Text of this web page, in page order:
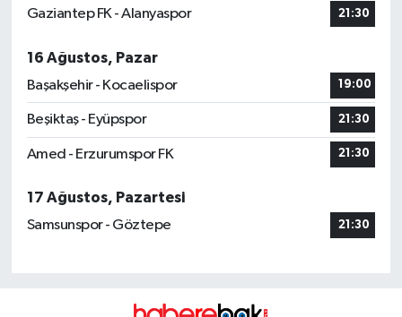
Gaziantep FK - Alanyaspor 21:30
16 Ağustos, Pazar
Başakşehir - Kocaelispor
19:00
Beşiktaş - Eyüpspor 21:30
Amed - Erzurumspor FK 21:30
17 Ağustos, Pazartesi
Samsunspor - Göztepe
21:30